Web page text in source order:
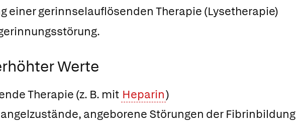
einer gerinnselauflösenden Therapie (Lysetherapie)
Werte
Therapie (z. B. mit Heparin)
angeborene Störungen der Fibrinbildung